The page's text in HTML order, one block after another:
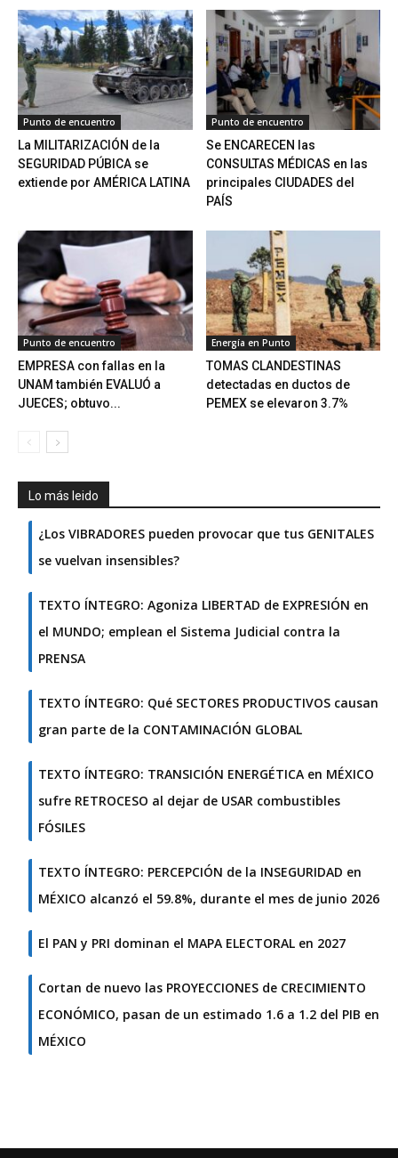
Punto de encuentro
La MILITARIZACIÓN de la
SEGURIDAD PÚBICA se
extiende por AMÉRICA LATINA
Punto de encuentro
Se ENCARECEN las
CONSULTAS MÉDICAS en las
principales CIUDADES del
PAÍS
Punto de encuentro
EMPRESA con fallas en la
UNAM también EVALUÓ a
JUECES; obtuvo...
Energía en Punto
TOMAS CLANDESTINAS
detectadas en ductos de
PEMEX se elevaron 3.7%
Lo más leido
¿Los VIBRADORES pueden provocar que tus GENITALES
se vuelvan insensibles?
TEXTO ÍNTEGRO: Agoniza LIBERTAD de EXPRESIÓN en
el MUNDO; emplean el Sistema Judicial contra la
PRENSA
TEXTO ÍNTEGRO: Qué SECTORES PRODUCTIVOS causan
gran parte de la CONTAMINACIÓN GLOBAL
TEXTO ÍNTEGRO: TRANSICIÓN ENERGÉTICA en MÉXICO
sufre RETROCESO al dejar de USAR combustibles
FÓSILES
TEXTO ÍNTEGRO: PERCEPCIÓN de la INSEGURIDAD en
MÉXICO alcanzó el 59.8%, durante el mes de junio 2026
El PAN y PRI dominan el MAPA ELECTORAL en 2027
Cortan de nuevo las PROYECCIONES de CRECIMIENTO
ECONÓMICO, pasan de un estimado 1.6 a 1.2 del PIB en
MÉXICO